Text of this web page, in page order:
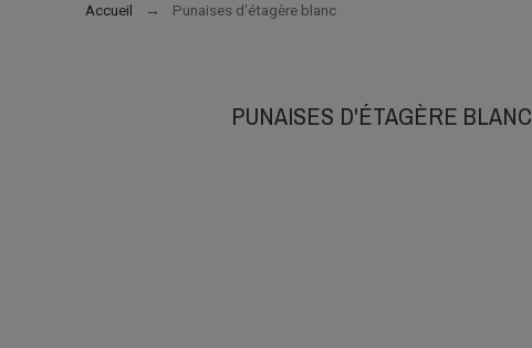
Accueil Punaises d'étagère blanc
PUNAISES D'ÉTAGÈRE BLANC